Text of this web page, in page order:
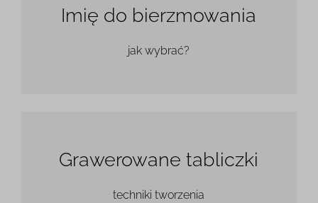
Imię do bierzmowania
jak wybrać?
Grawerowane tabliczki
techniki tworzenia